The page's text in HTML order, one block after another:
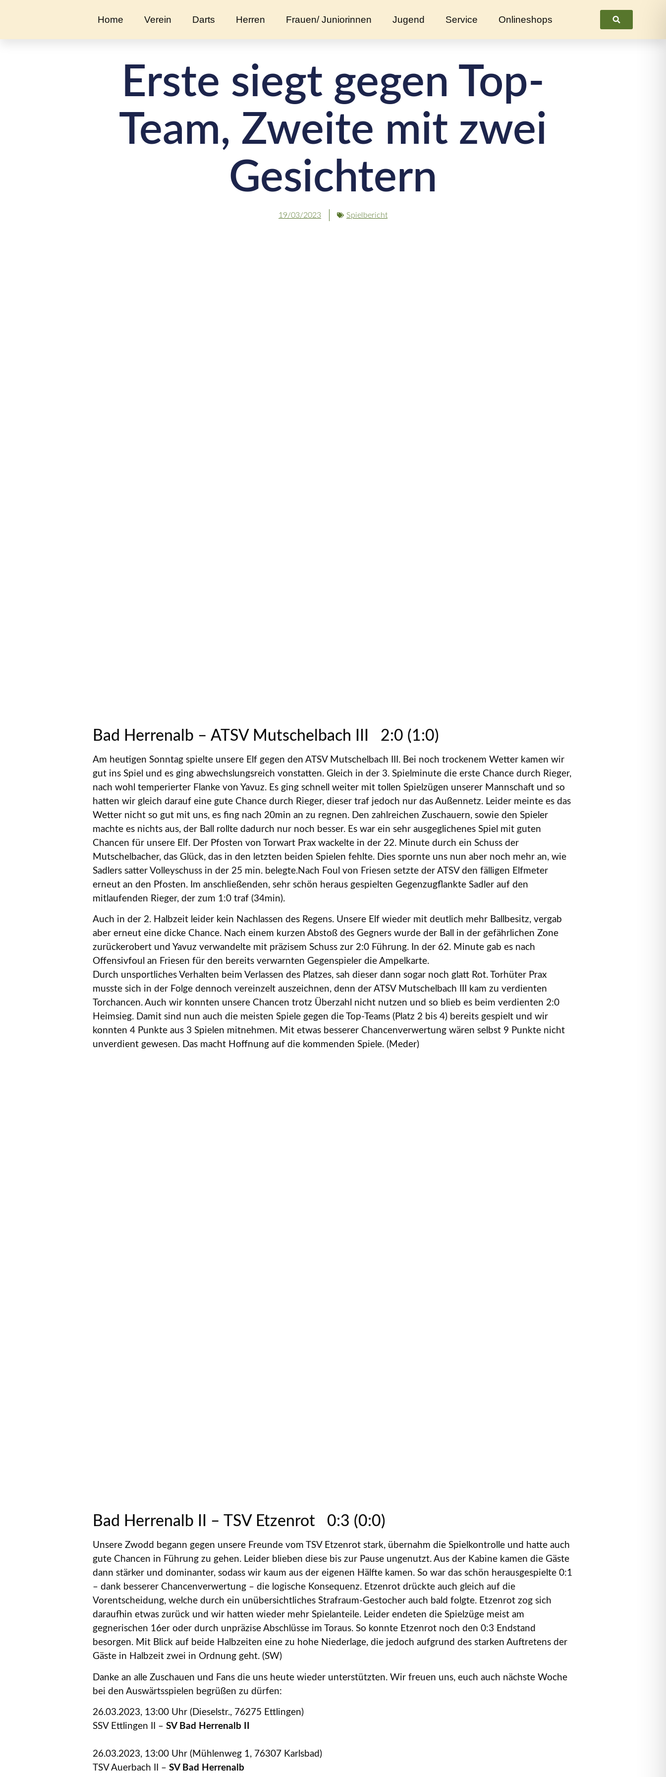
Home Verein Darts Herren Frauen/ Juniorinnen Jugend Service Onlineshops Suchen
Erste siegt gegen Top-
Team, Zweite mit zwei
Gesichtern
19/03/2023 Spielbericht
Bad Herrenalb – ATSV Mutschelbach III 2:0 (1:0)
Am heutigen Sonntag spielte unsere Elf gegen den ATSV Mutschelbach III. Bei noch trockenem Wetter kamen wir
gut ins Spiel und es ging abwechslungsreich vonstatten. Gleich in der 3. Spielminute die erste Chance durch Rieger,
nach wohl temperierter Flanke von Yavuz. Es ging schnell weiter mit tollen Spielzügen unserer Mannschaft und so
hatten wir gleich darauf eine gute Chance durch Rieger, dieser traf jedoch nur das Außennetz. Leider meinte es das
Wetter nicht so gut mit uns, es fing nach 20min an zu regnen. Den zahlreichen Zuschauern, sowie den Spieler
machte es nichts aus, der Ball rollte dadurch nur noch besser. Es war ein sehr ausgeglichenes Spiel mit guten
Chancen für unsere Elf. Der Pfosten von Torwart Prax wackelte in der 22. Minute durch ein Schuss der
Mutschelbacher, das Glück, das in den letzten beiden Spielen fehlte. Dies spornte uns nun aber noch mehr an, wie
Sadlers satter Volleyschuss in der 25 min. belegte.Nach Foul von Friesen setzte der ATSV den fälligen Elfmeter
erneut an den Pfosten. Im anschließenden, sehr schön heraus gespielten Gegenzugflankte Sadler auf den
mitlaufenden Rieger, der zum 1:0 traf (34min).
Auch in der 2. Halbzeit leider kein Nachlassen des Regens. Unsere Elf wieder mit deutlich mehr Ballbesitz, vergab
aber erneut eine dicke Chance. Nach einem kurzen Abstoß des Gegners wurde der Ball in der gefährlichen Zone
zurückerobert und Yavuz verwandelte mit präzisem Schuss zur 2:0 Führung. In der 62. Minute gab es nach
Offensivfoul an Friesen für den bereits verwarnten Gegenspieler die Ampelkarte.
Durch unsportliches Verhalten beim Verlassen des Platzes, sah dieser dann sogar noch glatt Rot. Torhüter Prax
musste sich in der Folge dennoch vereinzelt auszeichnen, denn der ATSV Mutschelbach III kam zu verdienten
Torchancen. Auch wir konnten unsere Chancen trotz Überzahl nicht nutzen und so blieb es beim verdienten 2:0
Heimsieg. Damit sind nun auch die meisten Spiele gegen die Top-Teams (Platz 2 bis 4) bereits gespielt und wir
konnten 4 Punkte aus 3 Spielen mitnehmen. Mit etwas besserer Chancenverwertung wären selbst 9 Punkte nicht
unverdient gewesen. Das macht Hoffnung auf die kommenden Spiele. (Meder)
Bad Herrenalb II – TSV Etzenrot 0:3 (0:0)
Unsere Zwodd begann gegen unsere Freunde vom TSV Etzenrot stark, übernahm die Spielkontrolle und hatte auch
gute Chancen in Führung zu gehen. Leider blieben diese bis zur Pause ungenutzt. Aus der Kabine kamen die Gäste
dann stärker und dominanter, sodass wir kaum aus der eigenen Hälfte kamen. So war das schön herausgespielte 0:1
– dank besserer Chancenverwertung – die logische Konsequenz. Etzenrot drückte auch gleich auf die
Vorentscheidung, welche durch ein unübersichtliches Strafraum-Gestocher auch bald folgte. Etzenrot zog sich
daraufhin etwas zurück und wir hatten wieder mehr Spielanteile. Leider endeten die Spielzüge meist am
gegnerischen 16er oder durch unpräzise Abschlüsse im Toraus. So konnte Etzenrot noch den 0:3 Endstand
besorgen. Mit Blick auf beide Halbzeiten eine zu hohe Niederlage, die jedoch aufgrund des starken Auftretens der
Gäste in Halbzeit zwei in Ordnung geht. (SW)
Danke an alle Zuschauen und Fans die uns heute wieder unterstützten. Wir freuen uns, euch auch nächste Woche
bei den Auswärtsspielen begrüßen zu dürfen:
26.03.2023, 13:00 Uhr (Dieselstr., 76275 Ettlingen)
SSV Ettlingen II – SV Bad Herrenalb II
26.03.2023, 13:00 Uhr (Mühlenweg 1, 76307 Karlsbad)
TSV Auerbach II – SV Bad Herrenalb